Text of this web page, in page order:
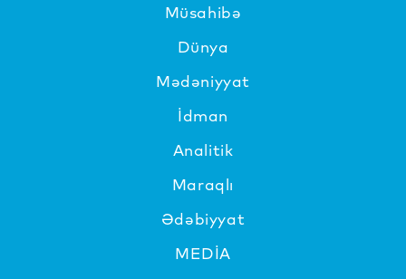
Müsahibə
Dünya
Mədəniyyat
İdman
Analitik
Maraqlı
Ədəbiyyat
MEDİA